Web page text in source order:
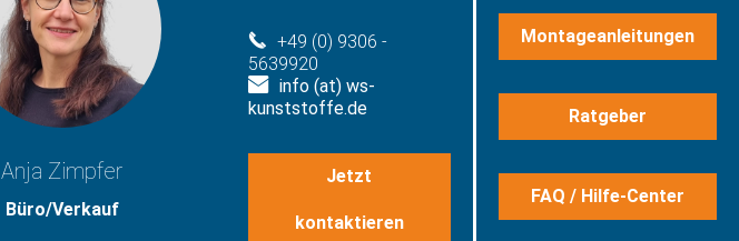
Anja Zimpfer
Büro/Verkauf
+49 (0) 9306 -
5639920
info (at) ws-
kunststoffe.de
Jetzt
kontaktieren
Montageanleitungen
Ratgeber
FAQ / Hilfe-Center